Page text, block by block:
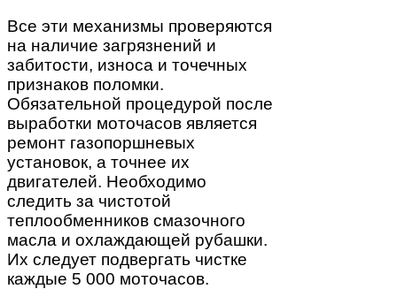
Все эти механизмы проверяются
на наличие загрязнений и
забитости, износа и точечных
признаков поломки.
Обязательной процедурой после
выработки моточасов является
ремонт газопоршневых
установок, а точнее их
двигателей. Необходимо
следить за чистотой
теплообменников смазочного
масла и охлаждающей рубашки.
Их следует подвергать чистке
каждые 5 000 моточасов.